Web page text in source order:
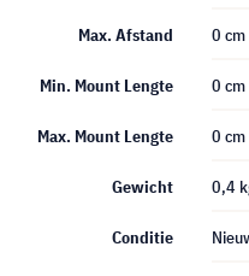
Max. Afstand 0 cm
Min. Mount Lengte 0 cm
Max. Mount Lengte 0 cm
Gewicht 0,4
Conditie